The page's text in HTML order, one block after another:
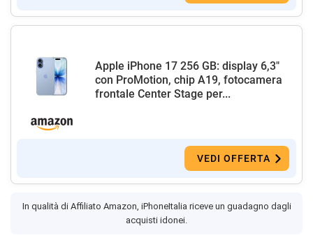
Apple iPhone 17 256 GB: display 6,3"
con ProMotion, chip A19, fotocamera
frontale Center Stage per...
VEDI OFFERTA
In qualità di Affiliato Amazon, iPhoneItalia riceve un guadagno dagli
acquisti idonei.